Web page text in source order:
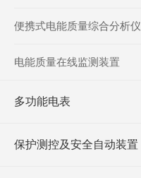
便携式电能质量综合分析仪
电能质量在线监测装置
多功能电表
保护测控及安全自动装置